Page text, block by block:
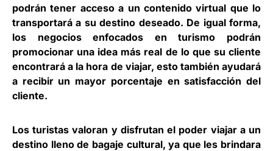
podrán tener acceso a un contenido virtual que lo
transportará a su destino deseado. De igual forma,
los negocios enfocados en turismo podrán
promocionar una idea más real de lo que su cliente
encontrará a la hora de viajar, esto también ayudará
a recibir un mayor porcentaje en satisfacción del
cliente.
Los turistas valoran y disfrutan el poder viajar a un
destino lleno de bagaje cultural, ya que les brindara